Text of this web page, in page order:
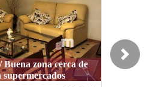
zona cerca de
Medellín / Buena Zona
Next